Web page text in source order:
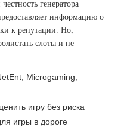
генератора
информацию о
к репутации. Но,
слоты и не
Microgaming,
игру без риска
игры в дороге